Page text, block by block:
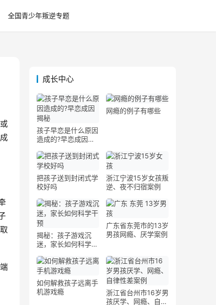
全国青少年叛逆专题
成长中心
孩子早恋是什么原因
造成的?早恋成因揭
网瘾的例子有哪些
把孩子送到封闭式学
校好吗
浙江宁波15岁女孩叛
逆、夜不归宿案例
揭秘：孩子游戏沉
迷，家长如何科学干
广东省东莞市的13岁
男孩网瘾、厌学案例
如何解救孩子远离手
机游戏瘾
浙江省台州市16岁男
孩厌学、网瘾、自律